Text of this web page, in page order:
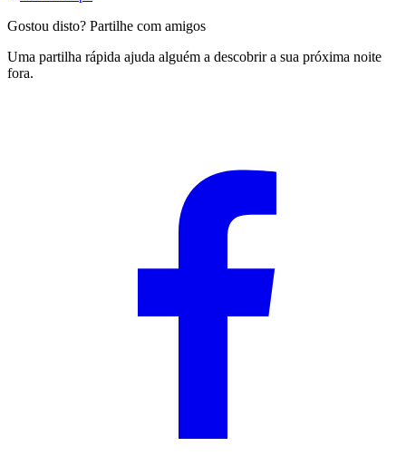
Gostou disto? Partilhe com amigos
Uma partilha rápida ajuda alguém a descobrir a sua próxima noite
fora.